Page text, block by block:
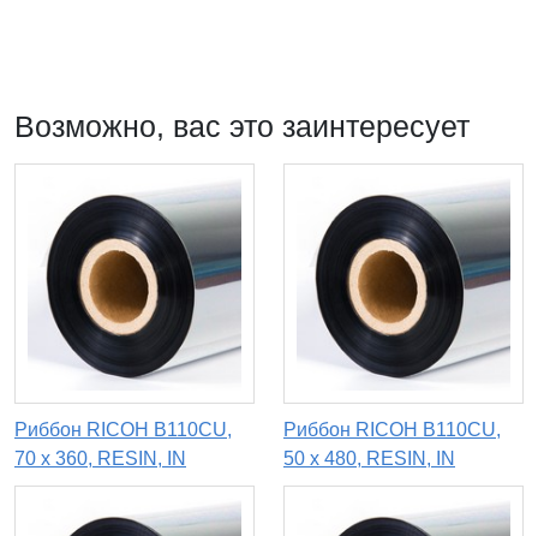
Возможно, вас это заинтересует
Риббон RICOH B110CU,
70 х 360, RESIN, IN
Риббон RICOH B110CU,
50 х 480, RESIN, IN